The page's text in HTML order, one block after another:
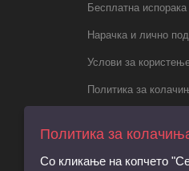
Бесплатна испорака
Нарачка и лично
Услови за
Политика за
Правила за
регистрација и
Политика за
Со кликање на копчето